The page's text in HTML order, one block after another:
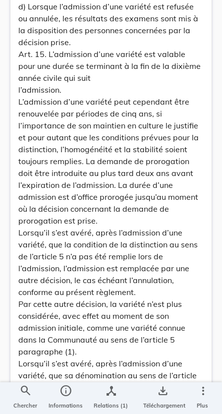
d) Lorsque l’admission d’une variété est refusée
ou annulée, les résultats des examens sont mis à
la disposition des personnes concernées par la
décision prise.
Art. 15. L’admission d’une variété est valable
pour une durée se terminant à la fin de la dixième
année civile qui suit
l’admission.
L’admission d’une variété peut cependant être
renouvelée par périodes de cinq ans, si
l’importance de son maintien en culture le justifie
et pour autant que les conditions prévues pour la
distinction, I’homogénéité et la stabilité soient
toujours remplies. La demande de prorogation
doit être introduite au plus tard deux ans avant
l’expiration de l’admission. La durée d’une
admission est d’office prorogée jusqu’au moment
où la décision concernant la demande de
prorogation est prise.
Lorsqu’il s’est avéré, après l’admission d’une
variété, que la condition de la distinction au sens
de l’article 5 n’a pas été remplie lors de
l’admission, l’admission est remplacée par une
autre décision, le cas échéant l’annulation,
conforme au présent règlement.
Par cette autre décision, la variété n’est plus
considérée, avec effet au moment de son
admission initiale, comme une variété connue
dans la Communauté au sens de l’article 5
paragraphe (1).
Lorsqu’il s’est avéré, après l’admission d’une
variété, que sa dénomination au sens de l’article
12 n’a pas été acceptable lors de l’admission, la
dénomination est adaptée de telle manière qu’elle
soit conforme au présent règlement; la
search
Chercher
info
Informations
device_hub
Relations (1)
save_alt
Téléchargement
more_vert
Plus